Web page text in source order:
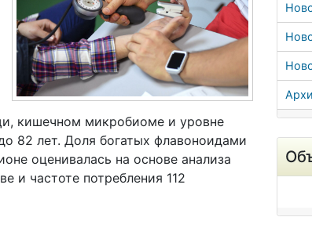
кишечном микробиоме и уровне
82 лет. Доля богатых флавоноидами
оценивалась на основе анализа
и частоте потребления 112